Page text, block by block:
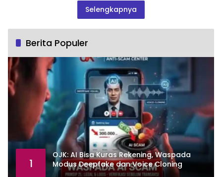
Selengkapnya
Berita Populer
1
OJK: AI Bisa Kuras Rekening, Waspada
Modus Deepfake dan Voice Cloning